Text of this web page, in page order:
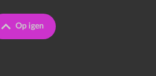
Op igen